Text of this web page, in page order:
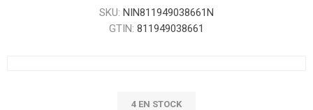
SKU: NIN811949038661N
GTIN: 811949038661
4 EN STOCK